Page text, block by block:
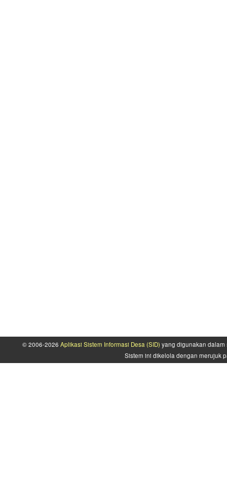
© 2006-2026 Aplikasi Sistem Informasi Desa (SID) yang digunakan
Sistem ini dikelola dengan merujuk